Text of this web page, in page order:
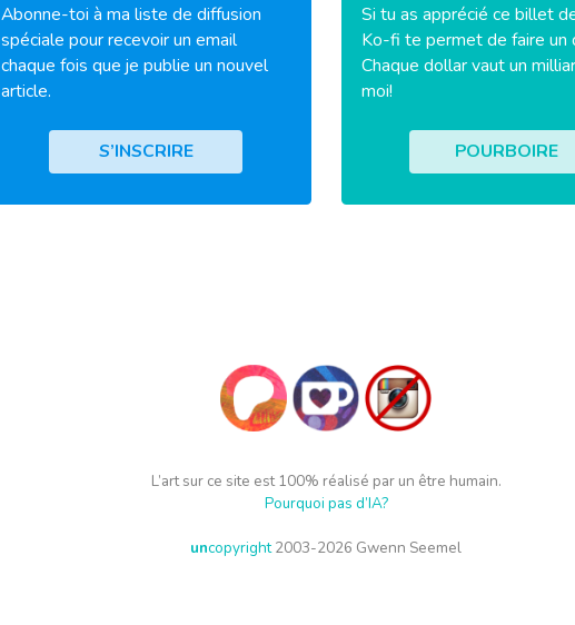
Abonne-toi à ma liste de diffusion
spéciale pour recevoir un email
chaque fois que je publie un nouvel
article.
S’INSCRIRE
Si tu as apprécié ce billet
Ko-fi te permet de faire un
Chaque dollar vaut un
moi!
POURBOIRE
L’art sur ce site est 100% réalisé par un être humain.
Pourquoi pas d’IA?
uncopyright2003-2026 Gwenn Seemel